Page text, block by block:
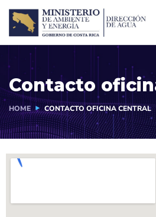
Contacto
HOME CONTACTO OFICINA CENTRAL